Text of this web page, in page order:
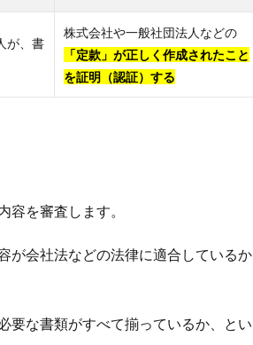
が、書
株式会社や一般社団法人などの
「定款」が正しく作成されたこと
を証明（認証）する
を審査します。
が会社法などの法律に適合しているか
要な書類がすべて揃っているか、とい